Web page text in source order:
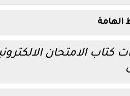
الهامة
كتاب الامتحان